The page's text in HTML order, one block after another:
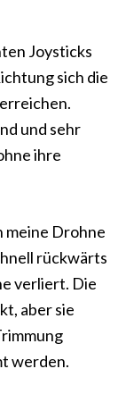
Joysticks
sich die
und sehr
ihre
meine Drohne
rückwärts
verliert. Die
aber sie
werden.